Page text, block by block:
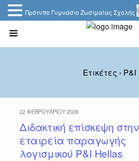
Ετικέτες › P&I
22 ΦΕΒΡΟΥΑΡΊΟΥ 2026
Διδακτική επίσκεψη στην
εταιρεία παραγωγής
λογισμικού P&I Hellas
Πρότυπο Γυμνάσιο Ζωσιμαίας Σχολής